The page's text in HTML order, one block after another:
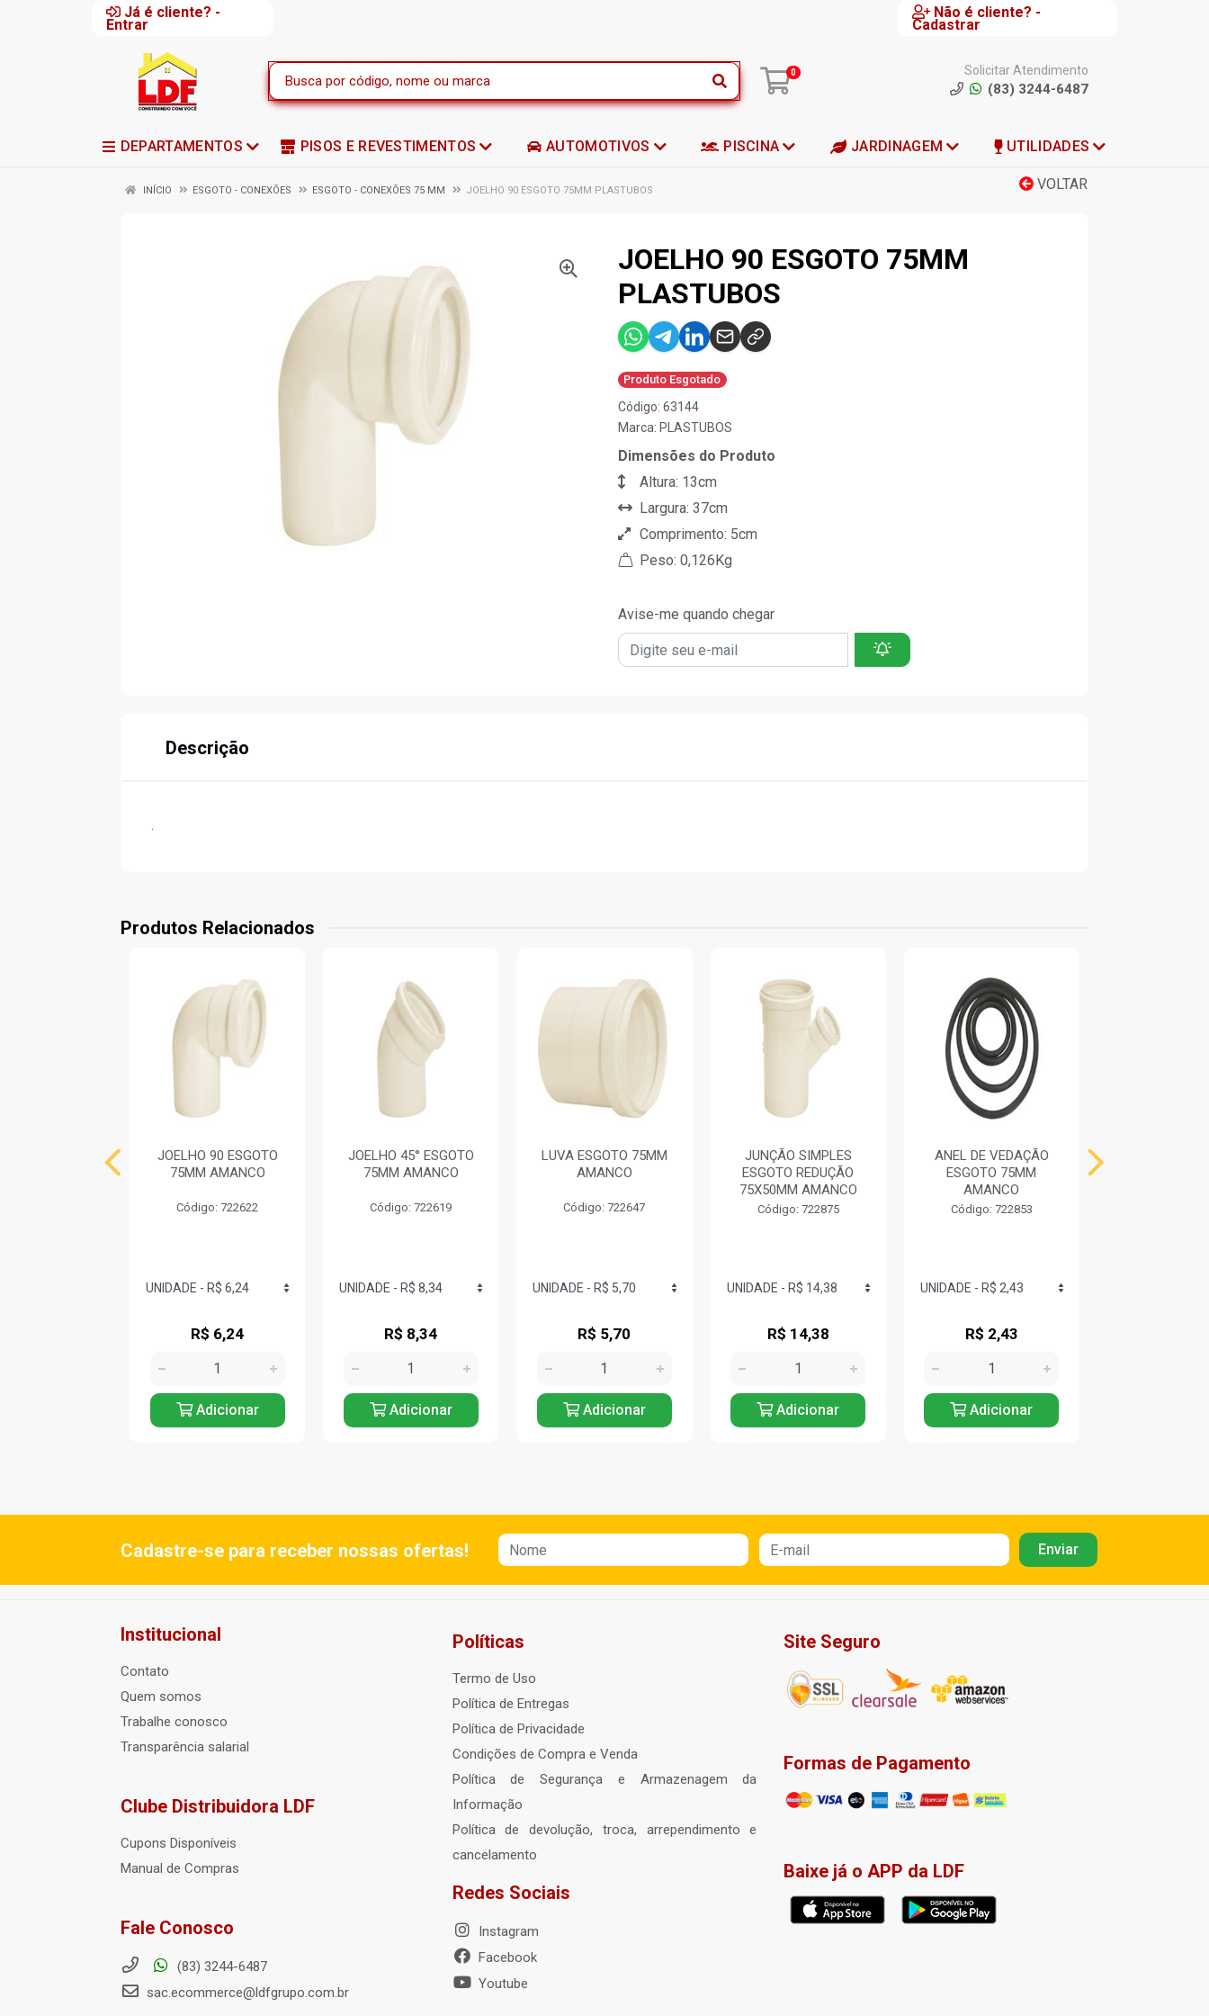
Já é cliente? -
Entrar
Não é cliente? -
Cadastrar
0 Solicitar Atendimento
(83) 3244-6487
DEPARTAMENTOS PISOS E REVESTIMENTOS AUTOMOTIVOS PISCINA JARDINAGEM UTILIDADES
VOLTAR
INÍCIO ESGOTO - CONEXÕES ESGOTO - CONEXÕES 75 MM JOELHO 90 ESGOTO 75MM PLASTUBOS
JOELHO 90 ESGOTO 75MM
PLASTUBOS
Produto Esgotado
Código: 63144
Marca: PLASTUBOS
Dimensões do Produto
Altura: 13cm
Largura: 37cm
Comprimento: 5cm
Peso: 0,126Kg
Avise-me quando chegar
Descrição
.
Produtos Relacionados
JOELHO 90 ESGOTO
75MM AMANCO
Código: 722622
R$ 6,24
Adicionar
JOELHO 45° ESGOTO
75MM AMANCO
Código: 722619
R$ 8,34
Adicionar
LUVA ESGOTO 75MM
AMANCO
Código: 722647
R$ 5,70
Adicionar
JUNÇÃO SIMPLES
ESGOTO REDUÇÃO
75X50MM AMANCO
Código: 722875
R$ 14,38
Adicionar
ANEL DE VEDAÇÃO
ESGOTO 75MM
AMANCO
Código: 722853
R$ 2,43
Adicionar
Cadastre-se para receber nossas ofertas!
Institucional
Contato
Quem somos
Trabalhe conosco
Transparência salarial
Clube Distribuidora LDF
Cupons Disponíveis
Manual de Compras
Fale Conosco
(83) 3244-6487
sac.ecommerce@ldfgrupo.com.br
Políticas
Termo de Uso
Política de Entregas
Política de Privacidade
Condições de Compra e Venda
Política de Segurança e Armazenagem da
Informação
Política de devolução, troca, arrependimento e
cancelamento
Redes Sociais
Instagram
Facebook
Youtube
Site Seguro
Formas de Pagamento
Baixe já o APP da LDF